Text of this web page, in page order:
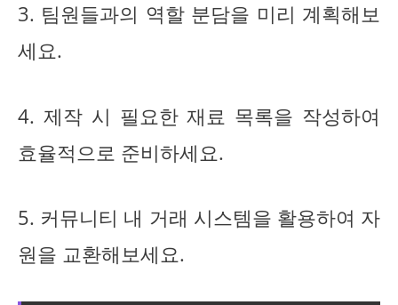
3. 팀원들과의 역할 분담을 미리 계획해보
세요.
4. 제작 시 필요한 재료 목록을 작성하여
효율적으로 준비하세요.
5. 커뮤니티 내 거래 시스템을 활용하여 자
원을 교환해보세요.